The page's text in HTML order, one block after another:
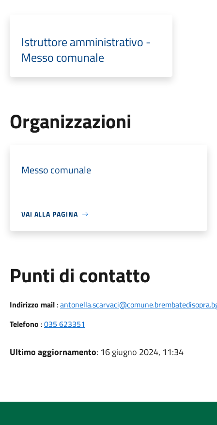
Istruttore amministrativo -
Messo comunale
Organizzazioni
Messo comunale
VAI ALLA PAGINA
Punti di contatto
Indirizzo mail:
Telefono :035 623351
Ultimo aggiornamento: 16 giugno 2024, 11:34